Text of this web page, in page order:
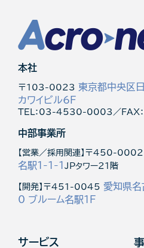
本社
〒103-0023 東京都中央区
カワイビル6F
TEL：03-4530-0003／
中部事業所
【営業／採用関連】〒450-0002
名駅1-1-1 JPタワー21階
【開発】〒451-0045 愛知県
0 ブルーム名駅1F
サービス